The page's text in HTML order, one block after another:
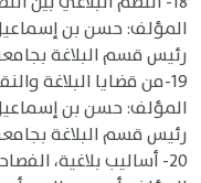
المؤلف: حسن بن
رئيس قسم البلاغة بجامعة
19-من قضايا البلاغة والنقد عند عبد القادر الجرجاني
المؤلف: حسن بن
رئيس قسم البلاغة بجامعة
20- أساليب بلاغية، الفصاحة - البلاغة - المعاني